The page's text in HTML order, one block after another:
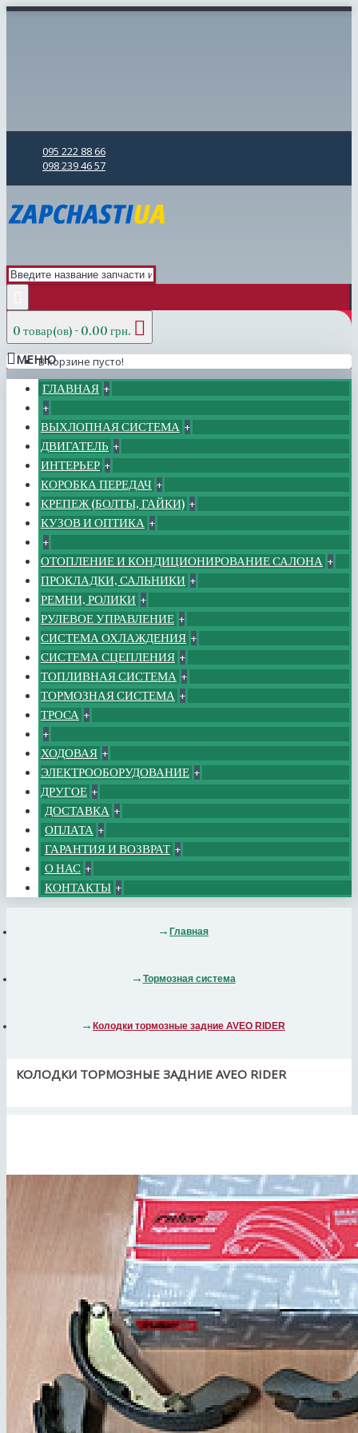
095 222 88 66
098 239 46 57
0 товар(ов) - 0.00 грн.
В корзине пусто!
МЕНЮ
ГЛАВНАЯ +
+
ВЫХЛОПНАЯ СИСТЕМА +
ДВИГАТЕЛЬ +
ИНТЕРЬЕР +
КОРОБКА ПЕРЕДАЧ +
КРЕПЕЖ (БОЛТЫ, ГАЙКИ) +
КУЗОВ И ОПТИКА +
+
ОТОПЛЕНИЕ И КОНДИЦИОНИРОВАНИЕ САЛОНА +
ПРОКЛАДКИ, САЛЬНИКИ +
РЕМНИ, РОЛИКИ +
РУЛЕВОЕ УПРАВЛЕНИЕ +
СИСТЕМА ОХЛАЖДЕНИЯ +
СИСТЕМА СЦЕПЛЕНИЯ +
ТОПЛИВНАЯ СИСТЕМА +
ТОРМОЗНАЯ СИСТЕМА +
ТРОСА +
+
ХОДОВАЯ +
ЭЛЕКТРООБОРУДОВАНИЕ +
ДРУГОЕ +
ДОСТАВКА +
ОПЛАТА +
ГАРАНТИЯ И ВОЗВРАТ +
О НАС +
КОНТАКТЫ +
Главная
Тормозная система
Колодки тормозные задние AVEO RIDER
КОЛОДКИ ТОРМОЗНЫЕ ЗАДНИЕ AVEO RIDER